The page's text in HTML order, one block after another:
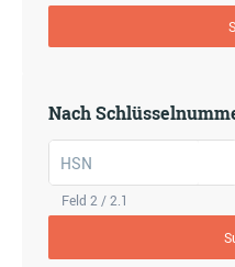
Nach
HSN
Feld 2 / 2.1